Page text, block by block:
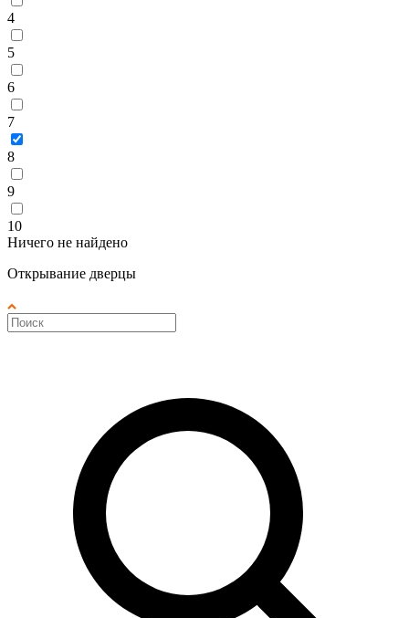
4
5
6
7
8
9
10
Ничего не найдено
Открывание дверцы